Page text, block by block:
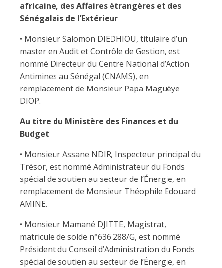
africaine, des Affaires étrangères et des
Sénégalais de l’Extérieur
• Monsieur Salomon DIEDHIOU, titulaire d’un
master en Audit et Contrôle de Gestion, est
nommé Directeur du Centre National d’Action
Antimines au Sénégal (CNAMS), en
remplacement de Monsieur Papa Maguèye
DIOP.
Au titre du Ministère des Finances et du
Budget
• Monsieur Assane NDIR, Inspecteur principal du
Trésor, est nommé Administrateur du Fonds
spécial de soutien au secteur de l’Énergie, en
remplacement de Monsieur Théophile Edouard
AMINE.
• Monsieur Mamané DJITTE, Magistrat,
matricule de solde n°636 288/G, est nommé
Président du Conseil d’Administration du Fonds
spécial de soutien au secteur de l’Énergie, en